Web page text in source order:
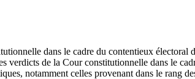
dans le cadre du contentieux
verdicts de la Cour constitutionnelle dans le
notamment celles provenant dans le rang